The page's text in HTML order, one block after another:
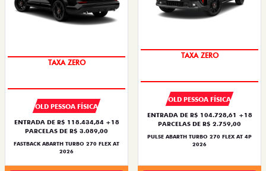
TAXA ZERO
OLD PESSOA FÍSICA
ENTRADA DE R$ 118.434,84 +18
PARCELAS DE R$ 3.089,00
FASTBACK ABARTH TURBO 270 FLEX AT
2026
TAXA ZERO
OLD PESSOA FÍSICA
ENTRADA DE R$ 104.728,61 +18
PARCELAS DE R$ 2.759,00
PULSE ABARTH TURBO 270 FLEX AT 4P
2026